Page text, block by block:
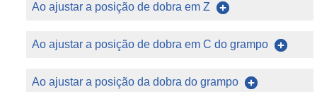
Ao ajustar a posição de dobra em Z
Ao ajustar a posição de dobra em C do grampo
Ao ajustar a posição da dobra do grampo